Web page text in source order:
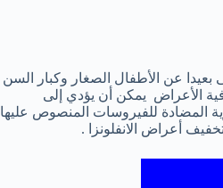
عن الأطفال الصغار وكبار السن
الأعراض يمكن أن يؤدي إلى
المضادة للفيروسات المنصوص عليها
أعراض الانفلونزا .